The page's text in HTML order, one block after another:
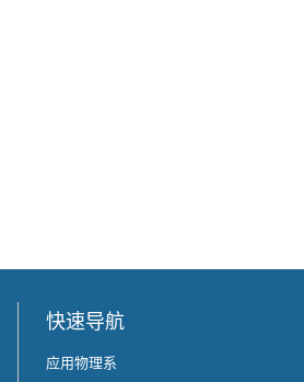
快速导航
应用物理系